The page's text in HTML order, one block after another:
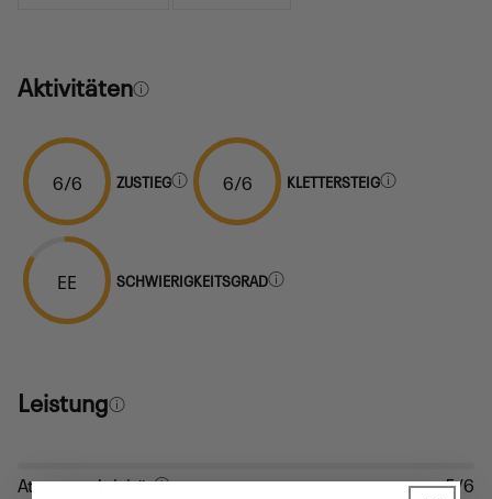
Aktivitäten
6/6 ZUSTIEG 6/6 KLETTERSTEIG
EE SCHWIERIGKEITSGRAD
Leistung
Atmungsaktivität
5/6